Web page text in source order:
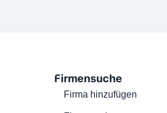
Firmensuche
Firma hinzufügen